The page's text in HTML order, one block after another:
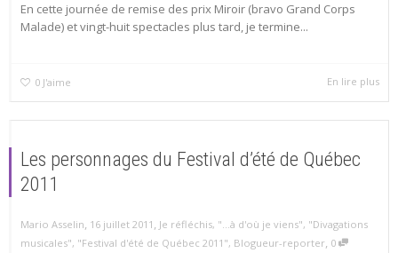
En cette journée de remise des prix Miroir (bravo Grand Corps
Malade) et vingt-huit spectacles plus tard, je termine...
0 J'aime En lire plus
Les personnages du Festival d’été de Québec
2011
Mario Asselin, 16 juillet 2011 , Je réfléchis, "...à d'où je viens", "Divagations
musicales", "Festival d'été de Québec 2011", Blogueur-reporter, 0